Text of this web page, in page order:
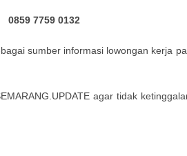
0859 7759 0132
sumber informasi lowongan kerja
agar tidak